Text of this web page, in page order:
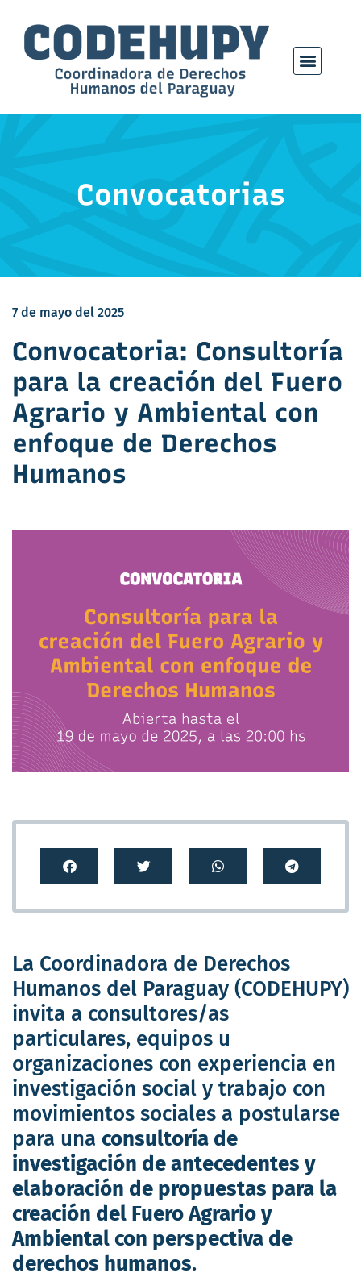
Convocatorias
7 de mayo del 2025
Convocatoria: Consultoría
para la creación del Fuero
Agrario y Ambiental con
enfoque de Derechos
Humanos
La Coordinadora de Derechos
Humanos del Paraguay (CODEHUPY)
invita a consultores/as
particulares, equipos u
organizaciones con experiencia en
investigación social y trabajo con
movimientos sociales a postularse
para una consultoría de
investigación de antecedentes y
elaboración de propuestas para la
creación del Fuero Agrario y
Ambiental con perspectiva de
derechos humanos.